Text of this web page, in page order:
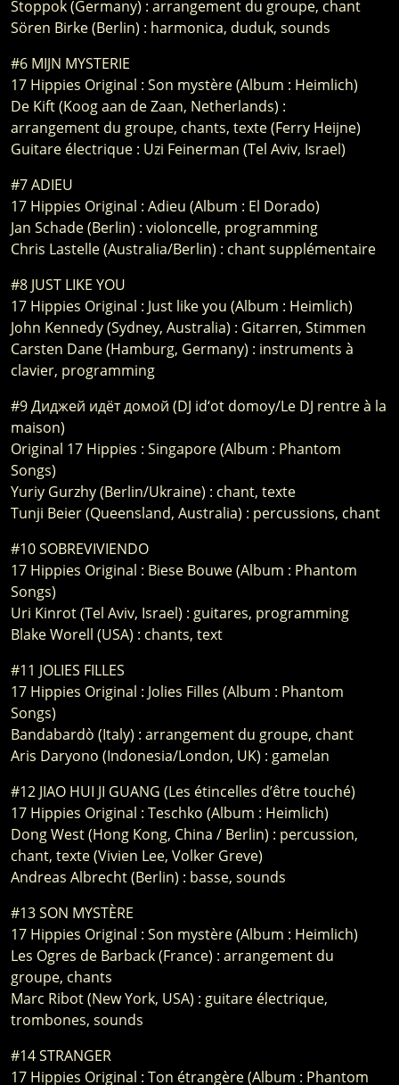
Stoppok (Germany) : arrangement du groupe, chant
Sören Birke (Berlin) : harmonica, duduk, sounds
#6 MIJN MYSTERIE
17 Hippies Original : Son mystère (Album : Heimlich)
De Kift (Koog aan de Zaan, Netherlands) :
arrangement du groupe, chants, texte (Ferry Heijne)
Guitare électrique : Uzi Feinerman (Tel Aviv, Israel)
#7 ADIEU
17 Hippies Original : Adieu (Album : El Dorado)
Jan Schade (Berlin) : violoncelle, programming
Chris Lastelle (Australia/Berlin) : chant supplémentaire
#8 JUST LIKE YOU
17 Hippies Original : Just like you (Album : Heimlich)
John Kennedy (Sydney, Australia) : Gitarren, Stimmen
Carsten Dane (Hamburg, Germany) : instruments à
clavier, programming
#9 Диджей идёт домой (DJ id‘ot domoy/Le DJ rentre à la
maison)
Original 17 Hippies : Singapore (Album : Phantom
Songs)
Yuriy Gurzhy (Berlin/Ukraine) : chant, texte
Tunji Beier (Queensland, Australia) : percussions, chant
#10 SOBREVIVIENDO
17 Hippies Original : Biese Bouwe (Album : Phantom
Songs)
Uri Kinrot (Tel Aviv, Israel) : guitares, programming
Blake Worell (USA) : chants, text
#11 JOLIES FILLES
17 Hippies Original : Jolies Filles (Album : Phantom
Songs)
Bandabardò (Italy) : arrangement du groupe, chant
Aris Daryono (Indonesia/London, UK) : gamelan
#12 JIAO HUI JI GUANG (Les étincelles d’être touché)
17 Hippies Original : Teschko (Album : Heimlich)
Dong West (Hong Kong, China / Berlin) : percussion,
chant, texte (Vivien Lee, Volker Greve)
Andreas Albrecht (Berlin) : basse, sounds
#13 SON MYSTÈRE
17 Hippies Original : Son mystère (Album : Heimlich)
Les Ogres de Barback (France) : arrangement du
groupe, chants
Marc Ribot (New York, USA) : guitare électrique,
trombones, sounds
#14 STRANGER
17 Hippies Original : Ton étrangère (Album : Phantom